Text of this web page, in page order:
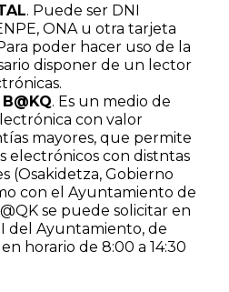
. Puede ser DNI
ONA u otra tarjeta
poder hacer uso de la
disponer de un lector
. Es un medio de
con valor
mayores, que permite
electrónicos con distntas
(Osakidetza, Gobierno
con el Ayuntamiento de
se puede solicitar en
del Ayuntamiento, de
horario de 8:00 a 14:30